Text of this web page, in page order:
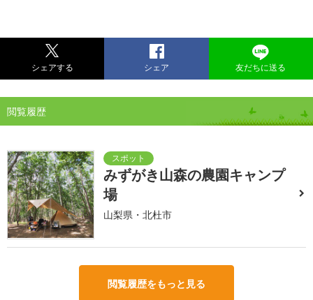
シェアする シェア 友だちに送る
閲覧履歴
みずがき山森の農園キャンプ
場
山梨県・北杜市
閲覧履歴をもっと見る